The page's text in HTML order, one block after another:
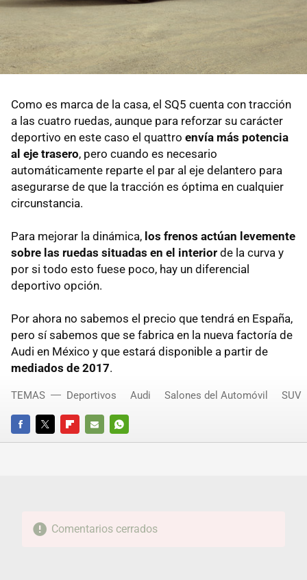
Como es marca de la casa, el SQ5 cuenta con tracción
a las cuatro ruedas, aunque para reforzar su carácter
deportivo en este caso el quattro envía más potencia
al eje trasero, pero cuando es necesario
automáticamente reparte el par al eje delantero para
asegurarse de que la tracción es óptima en cualquier
circunstancia.
Para mejorar la dinámica, los frenos actúan levemente
sobre las ruedas situadas en el interior de la curva y
por si todo esto fuese poco, hay un diferencial
deportivo opción.
Por ahora no sabemos el precio que tendrá en España,
pero sí sabemos que se fabrica en la nueva factoría de
Audi en México y que estará disponible a partir de
mediados de 2017.
FACEBOOKTWITTERFLIPBOARD
E-
WHATSAPP
TEMAS Deportivos Audi Salones del Automóvil SUV
Comentarios cerrados